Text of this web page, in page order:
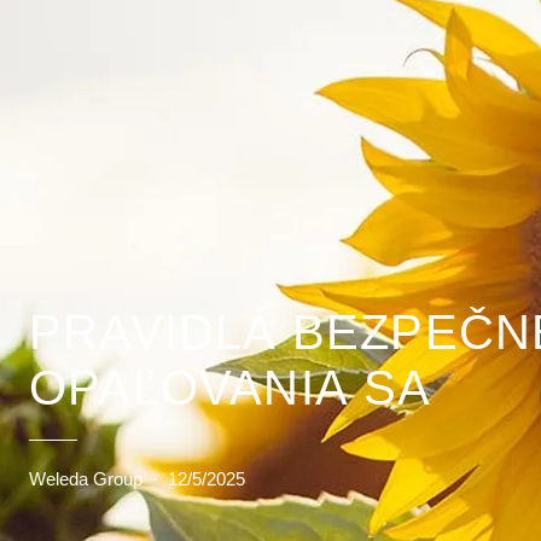
PRAVIDLÁ
OPAĽOVANIA SA
Weleda Group · 12/5/2025